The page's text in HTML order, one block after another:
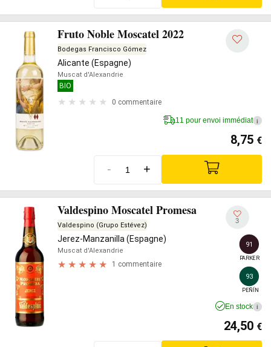
Fruto Noble Moscatel 2022
Bodegas Francisco Gómez
Alicante (Espagne)
Muscat d'Alexandrie
BIO
0 commentaire
11 pour envoi immédiat i
8,75 €
- +
Valdespino Moscatel Promesa
Valdespino (Grupo Estévez)
Jerez-Manzanilla (Espagne)
Muscat d'Alexandrie
1 commentaire
3
91
PARKER
93
PEÑÍN
En stock i
24,50 €